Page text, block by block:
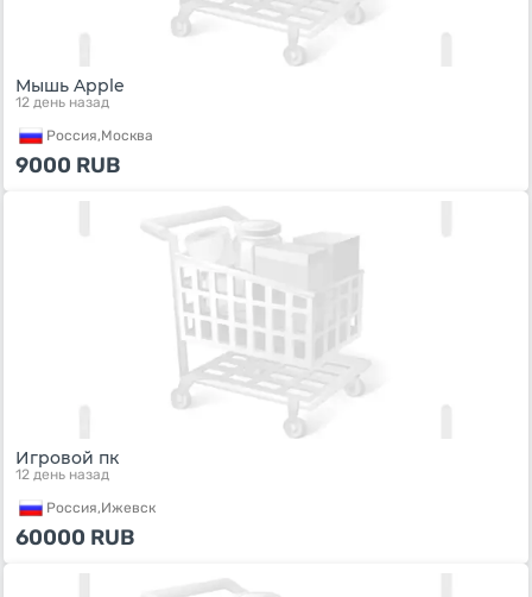
Мышь Apple
12 день назад
Россия,Москва
9000 RUB
Игровой пк
12 день назад
Россия,Ижевск
60000 RUB